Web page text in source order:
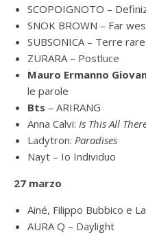
SCOPOIGNOTO –
SNOK BROWN – Far
SUBSONICA – Terre rare
ZURARA – Postluce
Mauro Ermanno
le parole
Bts – ARIRANG
Anna Calvi: Is This All
Ladytron: Paradises
Nayt – Io Individuo
27 marzo
Ainé, Filippo Bubbico e
AURA Q – Daylight